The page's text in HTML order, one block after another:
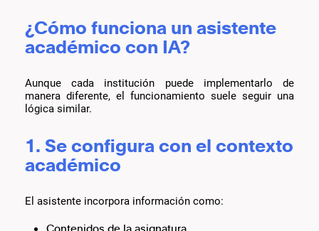
¿Cómo funciona un asistente
académico con IA?
Aunque cada institución puede implementarlo de
manera diferente, el funcionamiento suele seguir una
lógica similar.
1. Se configura con el contexto
académico
El asistente incorpora información como:
Contenidos de la asignatura